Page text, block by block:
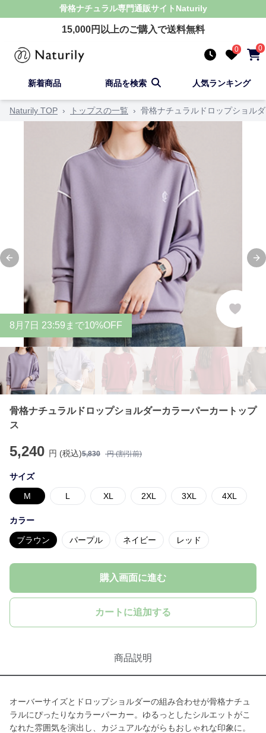
骨格ナチュラル専門通販サイト Naturily
15,000円以上のご購入で送料無料
0 0
新着商品 商品を検索 人気ランキング
Naturily TOP › トップスの一覧 › 骨格ナチュラルドロップショル
Previous slide
8 月 7 日 23:59まで10%OFF
骨格ナチュラルドロップショルダーカラーパーカートップ
ス
5,240 円 (税込)5,830 円 (割引前)
サイズ
M L XL 2XL 3XL 4XL
カラー
ブラウン パープル ネイビー レッド
購入画面に進む
カートに追加する
商品説明
オーバーサイズとドロップショルダーの組み合わせが骨格ナチュ
ラルにぴったりなカラーパーカー。ゆるっとしたシルエットがこ
なれた雰囲気を演出し、カジュアルながらもおしゃれな印象に。